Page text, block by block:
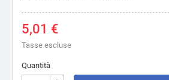
5,01 €
Tasse escluse
Quantità